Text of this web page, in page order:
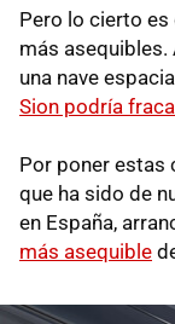
Pero lo cierto
más asequibles.
una nave
Sion podría
Por poner estas
que ha sido de
en España,
más asequible